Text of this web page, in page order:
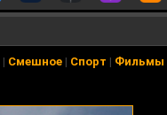
| Смешное| Спорт | Фильмы